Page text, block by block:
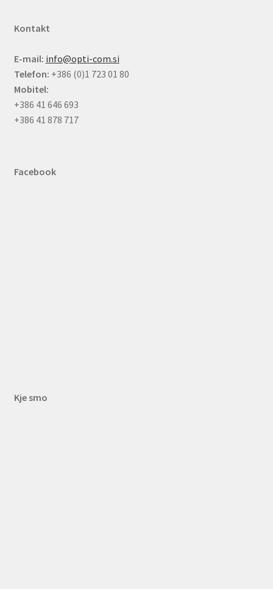
Kontakt
E-mail: info@opti-com.si
Telefon: +386 (0)1 723 01 80
Mobitel:
+386 41 646 693
+386 41 878 717
Facebook
Kje smo